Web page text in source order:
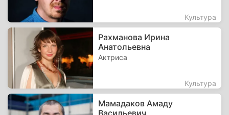
Культура
Рахманова Ирина
Анатольевна
Актриса
Культура
Мамадаков Амаду
Васильевич